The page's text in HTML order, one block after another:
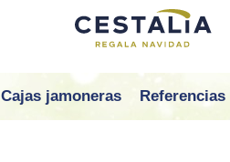
Cajas jamoneras Referencias